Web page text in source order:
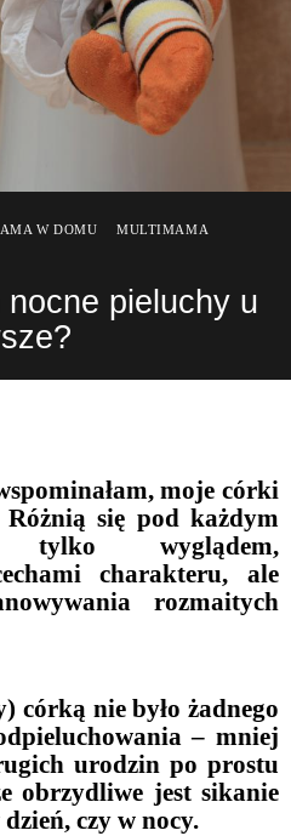
W DOMU
MULTIMAMA
nocne pieluchy u
moje córki
się pod każdym
tylko wyglądem,
charakteru, ale
rozmaitych
córką nie było żadnego
– mniej
urodzin po prostu
obrzydliwe jest sikanie
czy w nocy.